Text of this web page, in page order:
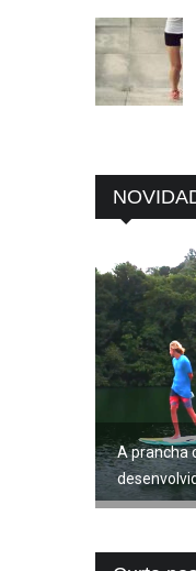
A prancha